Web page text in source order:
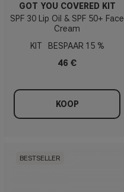
GOT YOU COVERED KIT
SPF 30 Lip Oil & SPF 50+ Face
Cream
KIT
15 %
46 €
KOOP
BESTSELLER